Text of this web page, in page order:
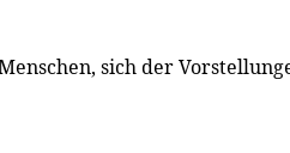
sich der